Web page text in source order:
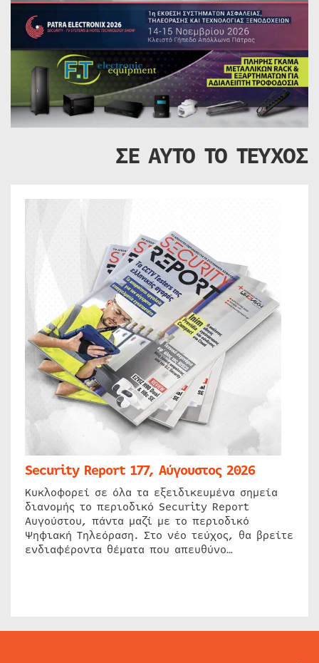
ΣΕ ΑΥΤΟ ΤΟ ΤΕΥΧΟΣ
Security Report 177, Αύγουστος 2026
Κυκλοφορεί σε όλα τα εξειδικευμένα σημεία
διανομής το περιοδικό Security Report
Αυγούστου, πάντα μαζί με το περιοδικό
Ψηφιακή Τηλεόραση. Στο νέο τεύχος, θα βρείτε
ενδιαφέροντα θέματα που απευθύνο…